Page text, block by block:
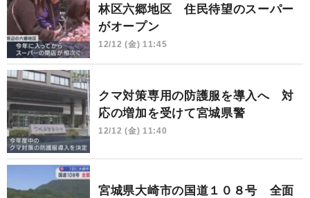
林区六郷地区 住民待望のスーパー
がオープン
12/12 (金) 11:45
クマ対策専用の防護服を導入へ 対
応の増加を受けて宮城県警
12/12 (金) 11:40
宮城県大崎市の国道１０８号 全面